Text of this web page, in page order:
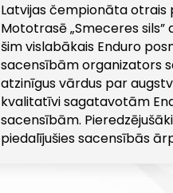
Latvijas čempionāta otrais
Mototrasē „Smeceres sils”
šim vislabākais Enduro
sacensībām organizators
atzinīgus vārdus par
kvalitatīvi sagatavotām
sacensībām.
piedalījušies sacensībās